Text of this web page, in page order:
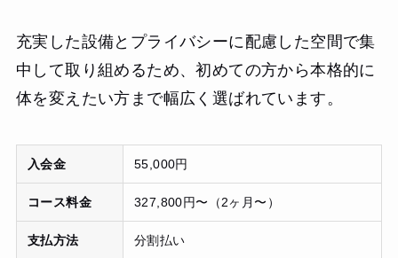
充実した設備とプライバシーに配慮した空間で集
中して取り組めるため、初めての方から本格的に
体を変えたい方まで幅広く選ばれています。
入会金 55,000円
コース料金 327,800円〜（2ヶ月〜）
支払方法 分割払い